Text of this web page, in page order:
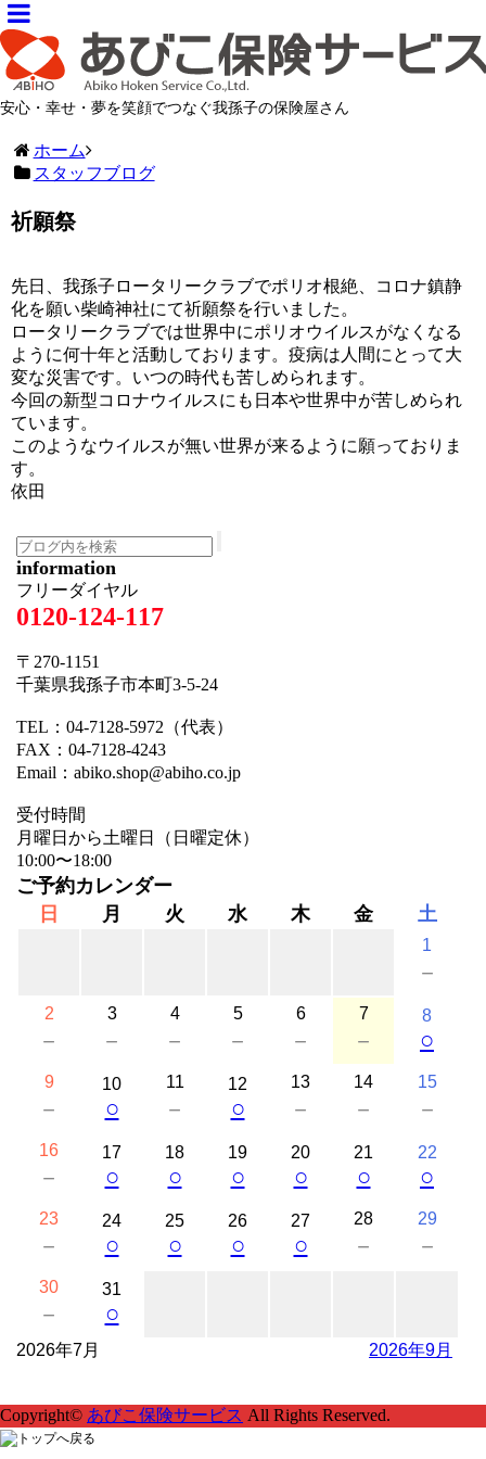
安心・幸せ・夢を笑顔でつなぐ我孫子の保険屋さん
ホーム
スタッフブログ
祈願祭
先日、我孫子ロータリークラブでポリオ根絶、コロナ鎮静
化を願い柴崎神社にて祈願祭を行いました。
ロータリークラブでは世界中にポリオウイルスがなくなる
ように何十年と活動しております。疫病は人間にとって大
変な災害です。いつの時代も苦しめられます。
今回の新型コロナウイルスにも日本や世界中が苦しめられ
ています。
このようなウイルスが無い世界が来るように願っておりま
す。
依田
information
フリーダイヤル
0120-124-117
〒270-1151
千葉県我孫子市本町3-5-24
TEL：04-7128-5972（代表）
FAX：04-7128-4243
Email：abiko.shop@abiho.co.jp
受付時間
月曜日から土曜日（日曜定休）
10:00〜18:00
ご予約カレンダー
日
月 火 水 木 金 土
1
－
2
－
3
－
4
－
5
－
6
－
7
－
8
○
9
－
10
○
11
－
12
○
13
－
14
－
15
－
16
－
17
○
18
○
19
○
20
○
21
○
22
○
23
－
24
○
25
○
26
○
27
○
28
－
29
－
30
－
31
○
2026年7月 2026年9月
Copyright© あびこ保険サービス All Rights Reserved.